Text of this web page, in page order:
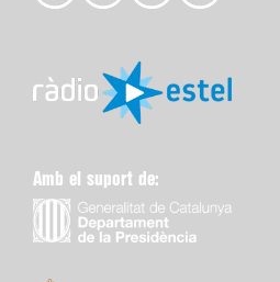
Amb el suport de: